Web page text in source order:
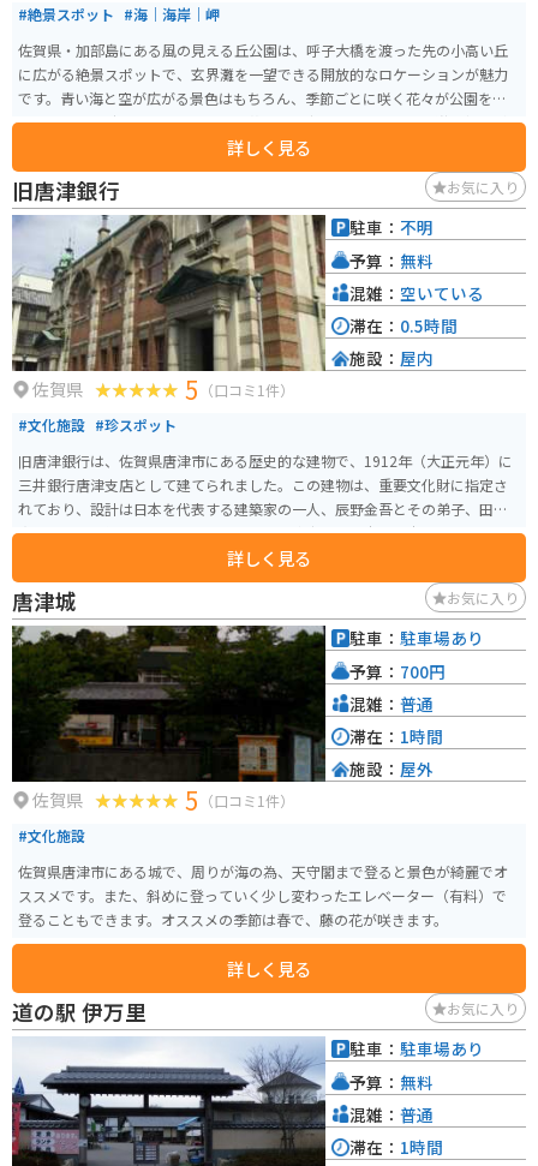
#絶景スポット #海｜海岸｜岬
佐賀県・加部島にある風の見える丘公園は、呼子大橋を渡った先の小高い丘
に広がる絶景スポットで、玄界灘を一望できる開放的なロケーションが魅力
です。青い海と空が広がる景色はもちろん、季節ごとに咲く花々が公園を彩
り、穏やかな時間を過ごせます。夕暮れから夜にかけては、呼子港の灯りが
美しく輝き、昼とは違ったロマンチックな雰囲気も楽しめます。 園内は整備
されており、散策や休憩にも最適で、ドライブの立ち寄りスポットとしても
人気です。アクセス道路は走りやすく、バイクでのツーリングにも適してお
り、海風を感じながら爽快に訪れることができるおすすめの場所です。
詳しく見る
旧唐津銀行 お気に入り
佐賀県 5 （口コミ1件）
#文化施設 #珍スポット
旧唐津銀行は、佐賀県唐津市にある歴史的な建物で、1912年（大正元年）に
三井銀行唐津支店として建てられました。この建物は、重要文化財に指定さ
れており、設計は日本を代表する建築家の一人、辰野金吾とその弟子、田中
実によって手掛けられました。辰野金吾は東京駅や日本銀行本店の設計でも
が特徴です。内部には当時の銀行業務に使われていた重厚なカウンターや金
庫などが保存されており、見学者は大正時代の銀行の様子を垣間見ることが
できます。また、1階には唐津の歴史や文化を紹介する展示スペースもあり、
唐津の観光名所として多くの人が訪れます。この建物は、建築や歴史好きの
観光客にとっても見応えがあるスポットです。
詳しく見る
駐車： 不明
予算： 無料
混雑： 空いている
滞在： 0.5時間
施設： 屋内
唐津城 お気に入り
佐賀県 5 （口コミ1件）
#文化施設
佐賀県唐津市にある城で、周りが海の為、天守閣まで登ると景色が綺麗でオ
ススメです。また、斜めに登っていく少し変わったエレベーター（有料）で
登ることもできます。オススメの季節は春で、藤の花が咲きます。
詳しく見る
駐車： 駐車場あり
予算： 700円
混雑： 普通
滞在： 1時間
施設： 屋外
道の駅 伊万里 お気に入り
駐車： 駐車場あり
予算： 無料
混雑： 普通
滞在： 1時間